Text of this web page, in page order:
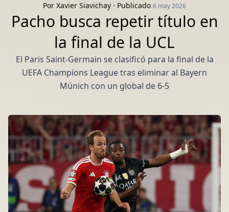
Por Xavier Siavichay · Publicado 6 may 2026
Pacho busca repetir título en
la final de la UCL
El Paris Saint-Germain se clasificó para la final de la
UEFA Champions League tras eliminar al Bayern
Múnich con un global de 6-5